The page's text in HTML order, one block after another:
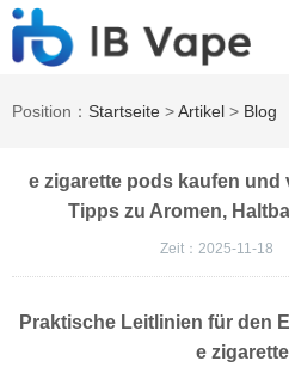
Position： Startseite >Artikel > Blog
e zigarette pods kaufen
Tipps zu Aromen,
Zeit：2025-11-18
Praktische Leitlinien für den
e